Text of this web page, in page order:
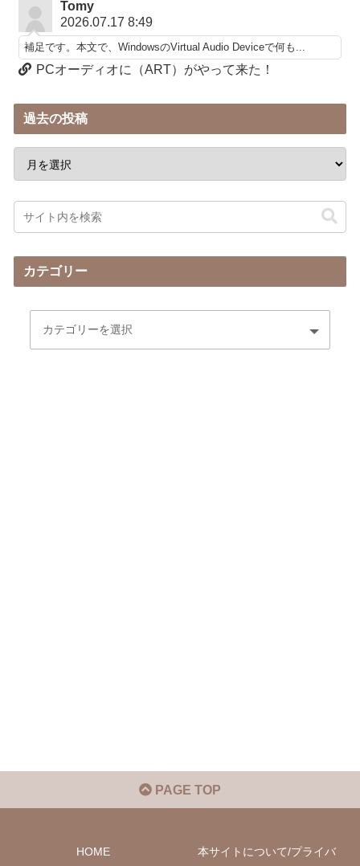
Tomy
2026.07.17 8:49
補足です。本文で、WindowsのVirtual Audio Deviceで何も...
PCオーディオに（ART）がやって来た！
過去の投稿
カテゴリー
PAGE TOP
HOME
本サイトについて/プライバ